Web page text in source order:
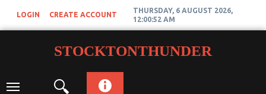
content
LOGIN CREATE ACCOUNT
THURSDAY, 6 AUGUST 2026,
12:00:53 AM
STOCKTONTHUNDER
Toggle